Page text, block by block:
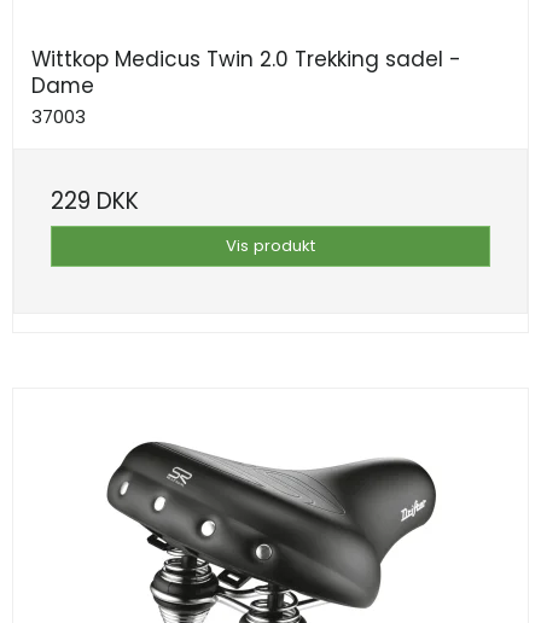
Wittkop Medicus Twin 2.0 Trekking sadel -
Dame
37003
229 DKK
Vis produkt